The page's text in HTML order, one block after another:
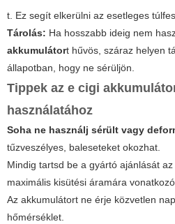
t. Ez segít elkerülni az esetleges
Tárolás: Ha hosszabb ideig nem
akkumulátort hűvös, száraz helyen
állapotban, hogy ne sérüljön.
Tippek az e cigi
használatához
Soha ne használj sérült vagy
tűzveszélyes, baleseteket okozhat.
Mindig tartsd be a gyártó ajánlását az
maximális kisütési áramára
Az akkumulátort ne érje közvetlen
hőmérséklet.